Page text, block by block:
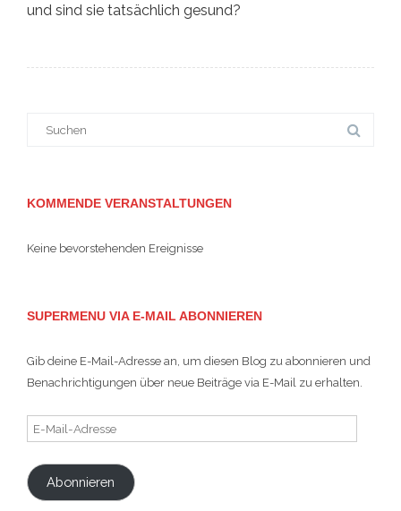
und sind sie tatsächlich gesund?
KOMMENDE VERANSTALTUNGEN
Keine bevorstehenden Ereignisse
SUPERMENU VIA E-MAIL ABONNIEREN
Gib deine E-Mail-Adresse an, um diesen Blog zu abonnieren und
Benachrichtigungen über neue Beiträge via E-Mail zu erhalten.
E-
Mail-
Adresse
Abonnieren